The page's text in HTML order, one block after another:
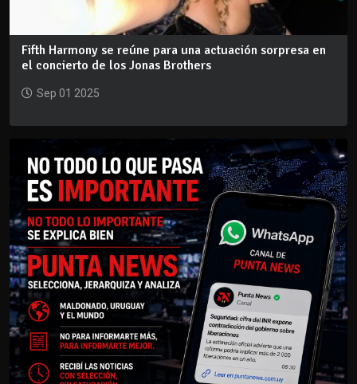
Fifth Harmony se reúne para una actuación sorpresa en
el concierto de los Jonas Brothers
Sep 01 2025